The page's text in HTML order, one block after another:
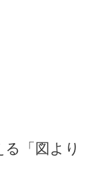
「図より